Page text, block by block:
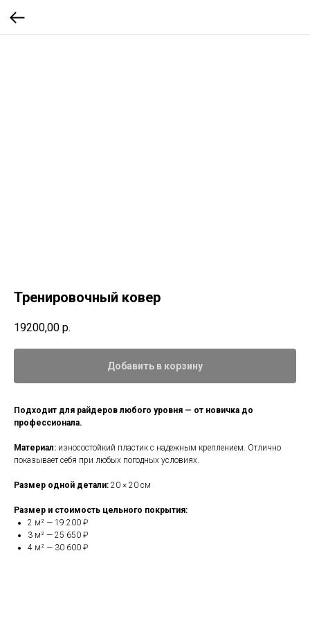
Тренировочный ковер
19200,00 р.
Добавить в корзину
Подходит для райдеров любого уровня — от новичка до
профессионала.
Материал: износостойкий пластик с надежным креплением. Отлично
показывает себя при любых погодных условиях.
Размер одной детали: 20 × 20 см
Размер и стоимость цельного покрытия:
2 м² — 19 200 ₽
3 м² — 25 650 ₽
4 м² — 30 600 ₽